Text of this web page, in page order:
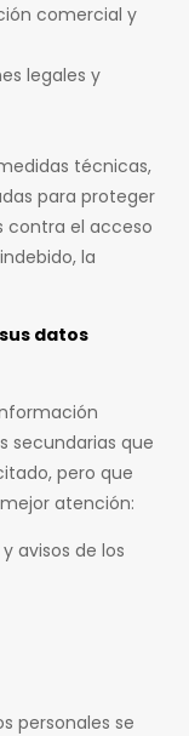
comercial y
legales y
técnicas,
para proteger
contra el acceso
la
datos
secundarias que
pero que
atención:
avisos de los
personales se